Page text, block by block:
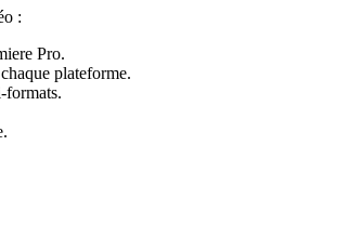
:
Pro.
plateforme.
formats.